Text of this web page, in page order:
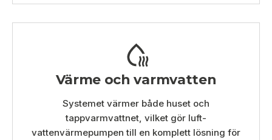
Värme och varmvatten
Systemet värmer både huset och
tappvarmvattnet, vilket gör luft-
vattenvärmepumpen till en komplett lösning för